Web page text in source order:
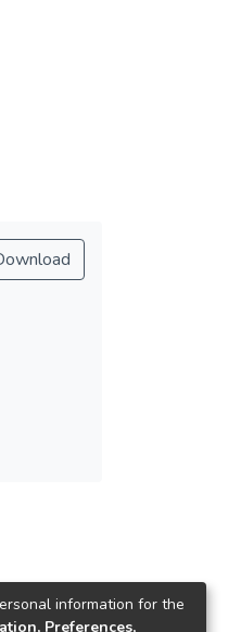
information for the
Preferences,